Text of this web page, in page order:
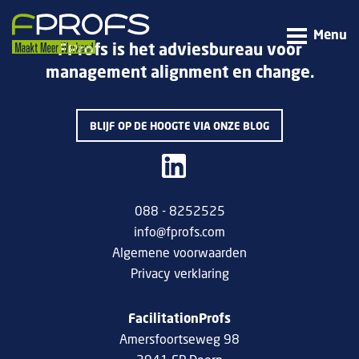
Menu
FProfs is het adviesbureau voor
management alignment en change.
BLIJF OP DE HOOGTE VIA ONZE BLOG
088 - 8252525
info@fprofs.com
Algemene voorwaarden
Privacy verklaring
FacilitationProfs
Amersfoortseweg 98